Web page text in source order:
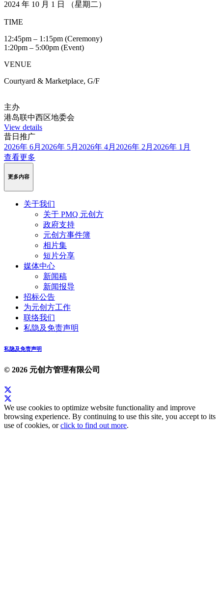
2024 年 10 月 1 日 （星期二）
TIME
12:45pm – 1:15pm (Ceremony)
1:20pm – 5:00pm (Event)
VENUE
Courtyard & Marketplace, G/F
主办
港岛联中西区地委会
View details
昔日推广
2026年 6月 2026年 5月 2026年 4月 2026年 2月 2026年 1月
查看更多
更多内容
关于我们
关于 PMQ 元创方
政府支持
元创方事件簿
相片集
短片分享
媒体中心
新闻稿
新闻报导
招标公告
为元创方工作
联络我们
私隐及免责声明
私隐及免责声明
© 2026 元创方管理有限公司
We use cookies to optimize website functionality and improve
browsing experience. By continuing to use this site, you accept to its
use of cookies, orclick to find out more.